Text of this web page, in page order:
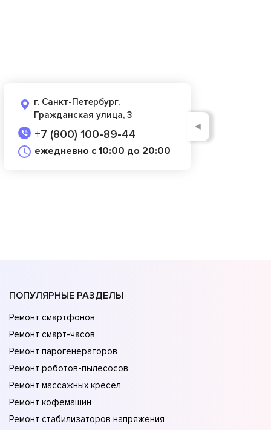
г. Санкт-Петербург,
Гражданская улица, 3
+7 (800) 100-89-44
ежедневно с 10:00 до 20:00
◄
ПОПУЛЯРНЫЕ РАЗДЕЛЫ
Ремонт смартфонов
Ремонт смарт-часов
Ремонт парогенераторов
Ремонт роботов-пылесосов
Ремонт массажных кресел
Ремонт кофемашин
Ремонт стабилизаторов напряжения